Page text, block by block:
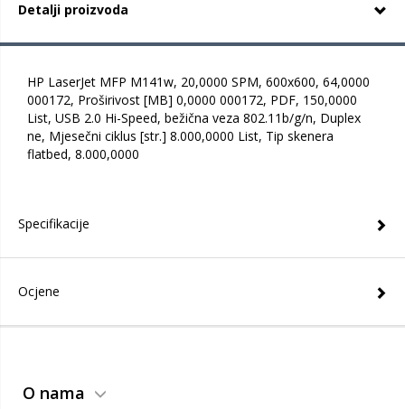
Detalji proizvoda
HP LaserJet MFP M141w, 20,0000 SPM, 600x600, 64,0000
000172, Proširivost [MB] 0,0000 000172, PDF, 150,0000
List, USB 2.0 Hi-Speed, bežična veza 802.11b/g/n, Duplex
ne, Mjesečni ciklus [str.] 8.000,0000 List, Tip skenera
flatbed, 8.000,0000
Specifikacije
Ocjene
O nama